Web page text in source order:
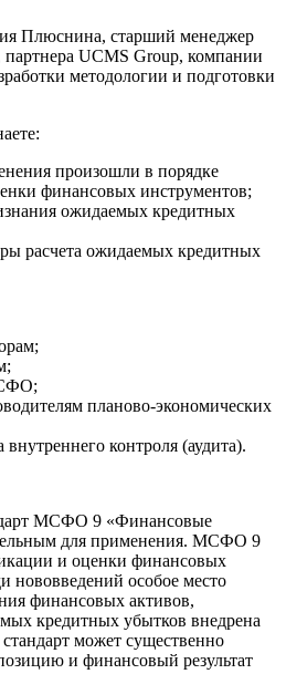
Плюснина, старший менеджер
UCMS Group, компании
методологии и подготовки
произошли в порядке
финансовых инструментов;
ожидаемых кредитных
расчета ожидаемых кредитных
планово-экономических
внутреннего контроля (аудита).
МСФО 9 «Финансовые
для применения. МСФО 9
и оценки финансовых
нововведений особое место
финансовых активов,
кредитных убытков внедрена
может существенно
и финансовый результат